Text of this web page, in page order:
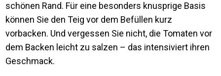
schönen Rand. Für eine besonders knusprige Basis
können Sie den Teig vor dem Befüllen kurz
vorbacken. Und vergessen Sie nicht, die Tomaten vor
dem Backen leicht zu salzen – das intensiviert ihren
Geschmack.